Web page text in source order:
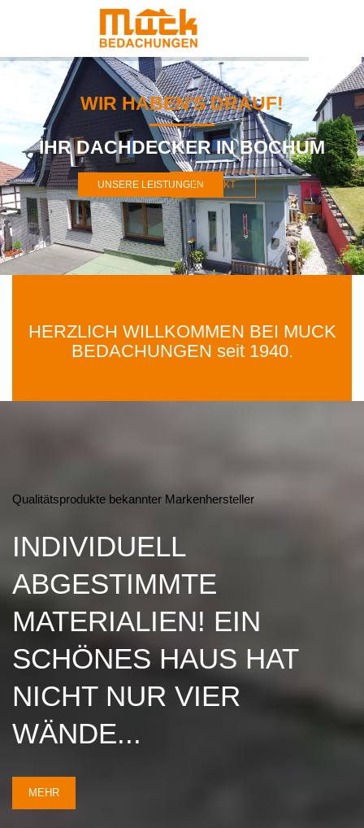
WIR HABEN'S DRAUF!
IHR DACHDECKER IN BOCHUM
UNSERE LEISTUNGENKONTAKT
HERZLICH WILLKOMMEN BEI MUCK
BEDACHUNGEN seit 1940.
Qualitätsprodukte bekannter Markenhersteller
INDIVIDUELL
ABGESTIMMTE
MATERIALIEN! EIN
SCHÖNES HAUS HAT
NICHT NUR VIER
WÄNDE...
MEHR